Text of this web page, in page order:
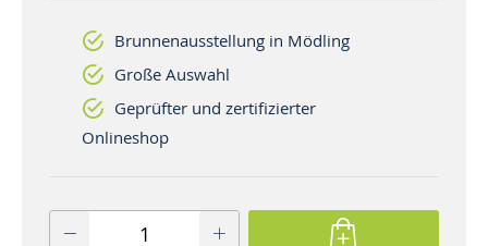
Brunnenausstellung in Mödling
Große Auswahl
Geprüfter und zertifizierter
Onlineshop